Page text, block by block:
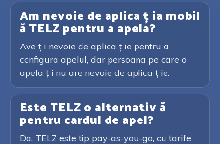
Am nevoie de aplica ț ia mobil
ă TELZ pentru a apela?
Ave ț i nevoie de aplica ț ie pentru a
configura apelul, dar persoana pe care o
apela ț i nu are nevoie de aplica ț ie.
Este TELZ o alternativ ă
pentru cardul de apel?
Da. TELZ este tip pay-as-you-go, cu tarife